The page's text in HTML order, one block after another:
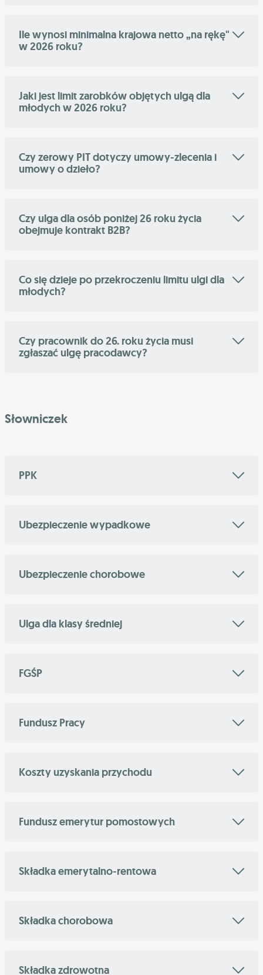
Ile wynosi minimalna krajowa netto „na rękę"
w 2026 roku?
Jaki jest limit zarobków objętych ulgą dla
młodych w 2026 roku?
Czy zerowy PIT dotyczy umowy-zlecenia i
umowy o dzieło?
Czy ulga dla osób poniżej 26 roku życia
obejmuje kontrakt B2B?
Co się dzieje po przekroczeniu limitu ulgi dla
młodych?
Czy pracownik do 26. roku życia musi
zgłaszać ulgę pracodawcy?
Słowniczek
PPK
Ubezpieczenie wypadkowe
Ubezpieczenie chorobowe
Ulga dla klasy średniej
FGŚP
Fundusz Pracy
Koszty uzyskania przychodu
Fundusz emerytur pomostowych
Składka emerytalno-rentowa
Składka chorobowa
Składka zdrowotna